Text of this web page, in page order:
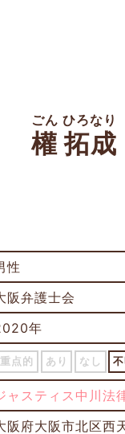
權 拓成
ごん ひろなり
性
阪弁護士会
年
重点的 あり なし 不
ャスティス中川法
阪府大阪市北区